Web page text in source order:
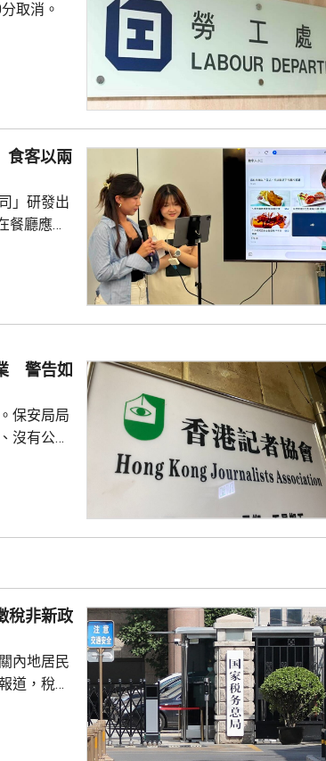
取消。
食客以兩
」研發出
餐廳應
，亦可讓
網上搜尋
求快速推
警告如
保安局局
沒有公信
指記協沒
評有團體
的行...
稅非新政
內地居民
道，稅務
納稅所得